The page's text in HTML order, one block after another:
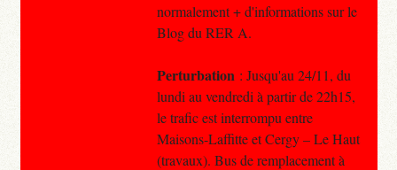
normalement + d'informations sur le
Blog du RER A.
Perturbation : Jusqu'au 24/11, du
lundi au vendredi à partir de 22h15,
le trafic est interrompu entre
Maisons-Laffitte et Cergy – Le Haut
(travaux). Bus de remplacement à